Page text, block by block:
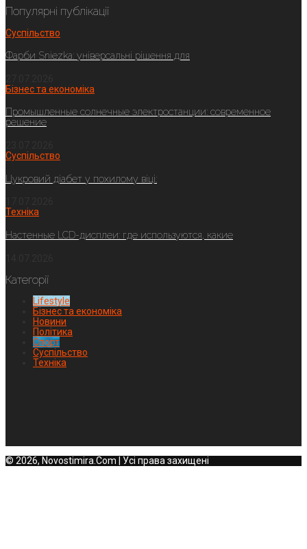
Популярні публікації
Суспільство
Фарби Sniezka: універсальні рішення для
Бізнес та економіка
Промышленные солнечные электростанции: современное
решение
Суспільство
Цукровий діабет у похилому віці:
Техніка
Настенные LCD-дисплеи: где используются, какие
Категорії
Lifestyle
Бізнес та економіка
Новини
Політика
Спорт
Суспільство
Техніка
© 2026, Novostimira.Com | Усі права захищені